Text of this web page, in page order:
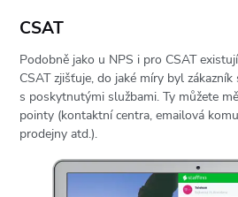
CSAT
Podobně jako u NPS i pro CSAT
CSAT zjišťuje, do jaké míry byl
s poskytnutými službami. Ty můžete
pointy (kontaktní centra, emailová
prodejny atd.).